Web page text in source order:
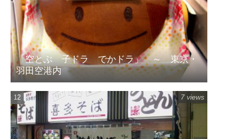
「空とぶ 子ドラ でかドラ」 ～ 東京・
羽田空港内
7 views